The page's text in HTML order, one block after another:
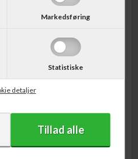
Markedsføring
Statistiske
detaljer
Canon 046H Toner Cartridge
Gul 5.000 sider
1.004,00